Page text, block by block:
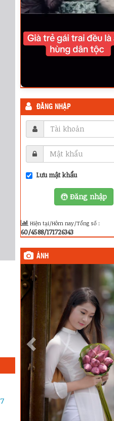
ĐĂNG NHẬP
Lưu mật khẩu
Đăng nhập
Hiện tại/Hôm nay/Tổng số :
60/4588/171726343
ẢNH